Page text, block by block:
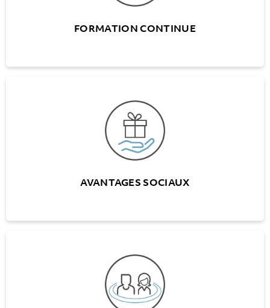
FORMATION CONTINUE
AVANTAGES SOCIAUX
Divers avantages et offres dans différents
Abonnement demi-tarif
Divers événements pour les employés
Des bureaux modernes
Equipement informatique à la pointe de la